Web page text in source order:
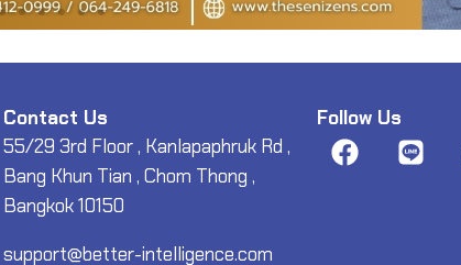
Contact Us
55/29 3rd Floor , Kanlapaphruk Rd ,
Bang Khun Tian , Chom Thong ,
Bangkok 10150
support@better-intelligence.com
Follow Us